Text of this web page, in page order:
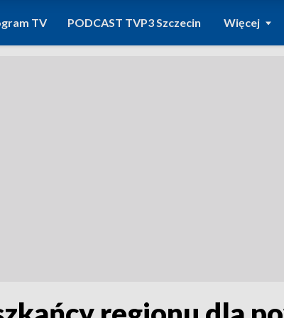
TV PODCAST TVP3 Szczecin Więcej